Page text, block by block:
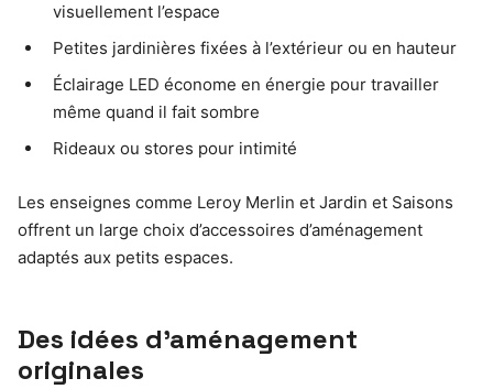
visuellement l’espace
Petites jardinières fixées à l’extérieur ou en hauteur
Éclairage LED économe en énergie pour travailler
même quand il fait sombre
Rideaux ou stores pour intimité
Les enseignes comme Leroy Merlin et Jardin et Saisons
offrent un large choix d’accessoires d’aménagement
adaptés aux petits espaces.
Des idées d’aménagement
originales